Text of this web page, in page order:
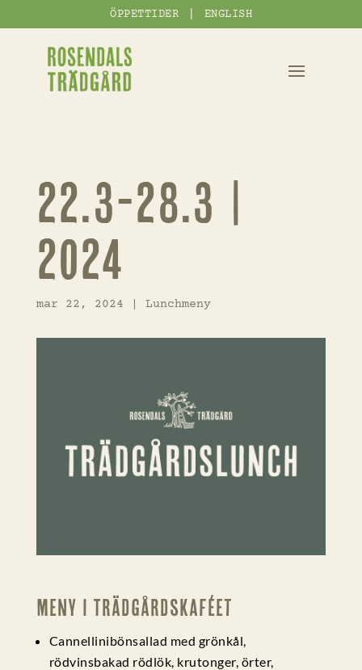
ÖPPETTIDER ENGLISH
22.3-28.3 |
2024
mar 22, 2024 Lunchmeny
Meny i Trädgårdskaféet
Cannellinibönsallad med grönkål,
rödvinsbakad rödlök, krutonger, örter,